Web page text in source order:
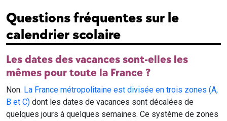
Questions fréquentes sur le
calendrier scolaire
Les dates des vacances sont-elles les
mêmes pour toute la France ?
Non. La France métropolitaine est divisée en trois zones (A,
B et C) dont les dates de vacances sont décalées de
quelques jours à quelques semaines. Ce système de zones